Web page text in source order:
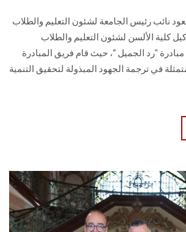
نائب رئيس الجامعة لشئون التعليم والطلاب
كلية الألسن لشئون التعليم والطلاب
"رد الجميل “، حيث قام فريق المبادرة
في ترجمة الجهود المبذولة لتحقيق التنمية